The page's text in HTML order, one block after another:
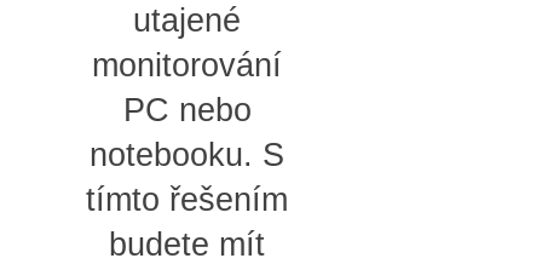
utajené
monitorování
PC nebo
notebooku. S
tímto řešením
budete mít